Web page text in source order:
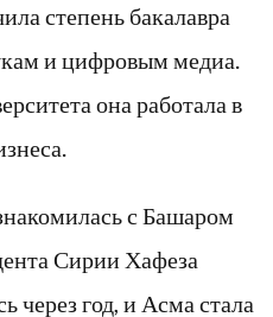
степень бакалавра
и цифровым медиа.
она работала в
с Башаром
Сирии Хафеза
через год, и Асма стала